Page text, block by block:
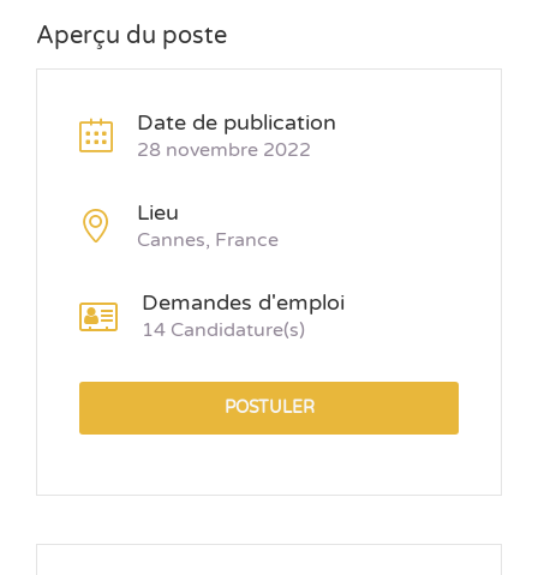
Aperçu du poste
Date de publication
28 novembre 2022
Lieu
Cannes, France
Demandes d'emploi
14 Candidature(s)
POSTULER